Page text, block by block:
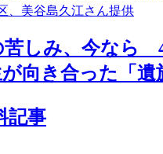
苦しみ、今なら
向き合った「遺